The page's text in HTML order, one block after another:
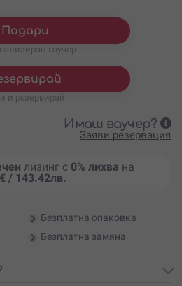
Подари
ваучер
и резервирай
Имаш ваучер?
Заяви резервация
лизинг с 0% лихва на
/ 143.42лв.
Безплатна опаковка
Безплатна замяна